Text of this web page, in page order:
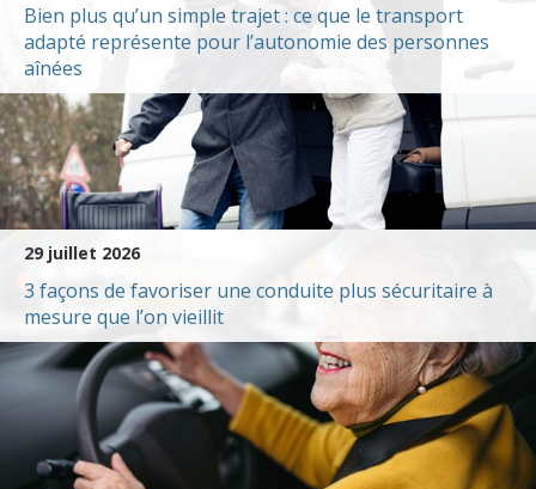
Bien plus qu’un simple trajet : ce que le transport
adapté représente pour l’autonomie des personnes
aînées
29 juillet 2026
3 façons de favoriser une conduite plus sécuritaire à
mesure que l’on vieillit